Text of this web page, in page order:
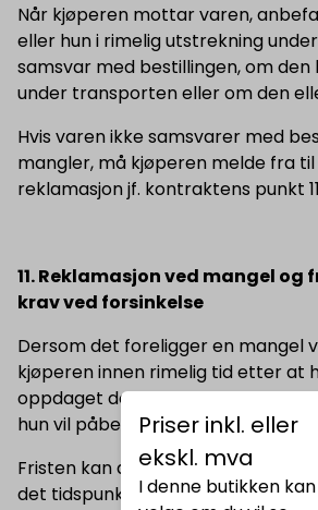
Når kjøperen mottar varen,
eller hun i rimelig utstrekning
samsvar med bestillingen, om
under transporten eller om den
Hvis varen ikke samsvarer med
mangler, må kjøperen melde fra
reklamasjon jf. kontraktens punkt
11. Reklamasjon ved mangel og
krav ved forsinkelse
Dersom det foreligger en mangel
kjøperen innen rimelig tid etter at
oppdaget den, gi selgeren
hun vil påberope seg mangelen.
Fristen kan aldri være kortere
det tidspunkt da forbrukeren
Priser inkl. eller
ekskl. mva
I denne butikken